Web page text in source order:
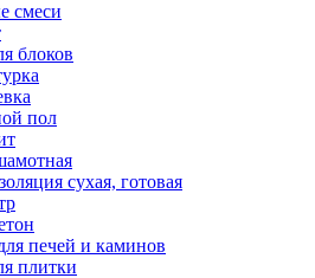
смеси
блоков
пол
сухая, готовая
печей и каминов
плитки